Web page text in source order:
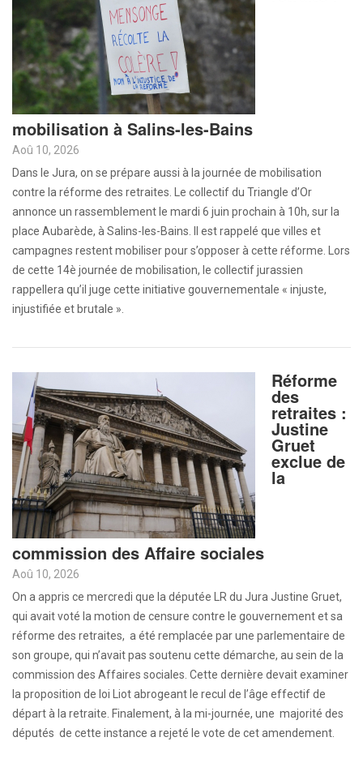
mobilisation à Salins-les-Bains
Aoû 10, 2026
Dans le Jura, on se prépare aussi à la journée de mobilisation
contre la réforme des retraites. Le collectif du Triangle d’Or
annonce un rassemblement le mardi 6 juin prochain à 10h, sur la
place Aubarède, à Salins-les-Bains. Il est rappelé que villes et
campagnes restent mobiliser pour s’opposer à cette réforme. Lors
de cette 14è journée de mobilisation, le collectif jurassien
rappellera qu’il juge cette initiative gouvernementale « injuste,
injustifiée et brutale ».
Réforme
des
retraites :
Justine
Gruet
exclue de
la
commission des Affaire sociales
Aoû 10, 2026
On a appris ce mercredi que la députée LR du Jura Justine Gruet,
qui avait voté la motion de censure contre le gouvernement et sa
réforme des retraites, a été remplacée par une parlementaire de
son groupe, qui n’avait pas soutenu cette démarche, au sein de la
commission des Affaires sociales. Cette dernière devait examiner
la proposition de loi Liot abrogeant le recul de l’âge effectif de
départ à la retraite. Finalement, à la mi-journée, une majorité des
députés de cette instance a rejeté le vote de cet amendement.